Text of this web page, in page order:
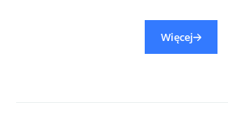
Więcej